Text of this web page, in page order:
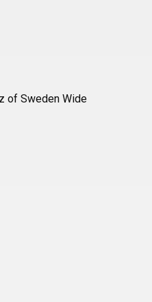
of Sweden Wide